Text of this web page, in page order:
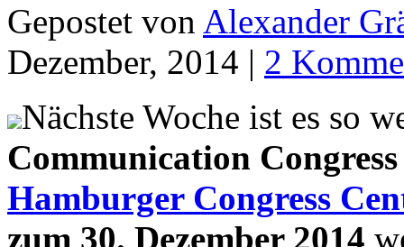
Gepostet von Alexander
Dezember, 2014 | 2
Nächste Woche ist es so
Communication Congress
Hamburger Congress
zum 30. Dezember 2014